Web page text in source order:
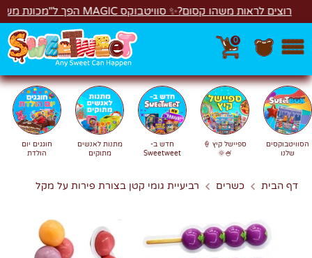
רוצים לראות משהו קסום?✨ סוויטבוקס MAGIC הפך ל"מכונת משחקים"! 🎁🕹️
0
חפשחיפוש
הסוויטבוקסים
שלנו
ספיישל קיץ 🍦
🍧🌞
חדש ב-
Sweetweet
מתנות לאנשים
מתוקים
חוגגים יום
הולדת
דף הבית כשרים רביעיית גומי קטן בצורת פירות על מקל